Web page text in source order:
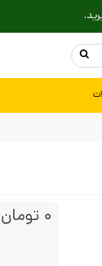
0 تومان